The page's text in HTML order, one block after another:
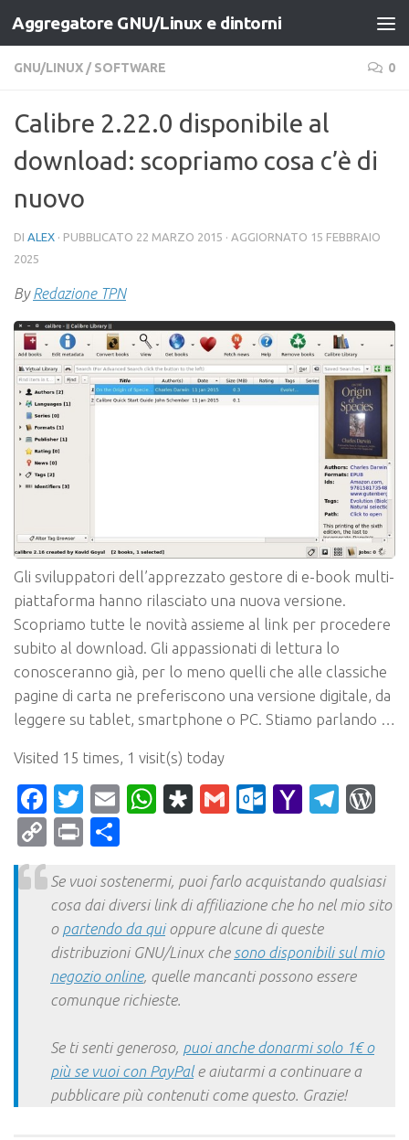
Salta al contenuto
Aggregatore GNU/Linux e dintorni
GNU/LINUX / SOFTWARE 0
Calibre 2.22.0 disponibile al
download: scopriamo cosa c’è di
nuovo
DI ALEX · PUBBLICATO 22 MARZO 2015 · AGGIORNATO 15 FEBBRAIO
2025
ByRedazione TPN
Gli sviluppatori dell’apprezzato gestore di e-book multi-
piattaforma hanno rilasciato una nuova versione.
Scopriamo tutte le novità assieme al link per procedere
subito al download. Gli appassionati di lettura lo
conosceranno già, per lo meno quelli che alle classiche
pagine di carta ne preferiscono una versione digitale, da
leggere su tablet, smartphone o PC. Stiamo parlando …
Visited 15 times, 1 visit(s) today
Facebook
Twitter
EmailWhatsApp
Diaspora
Gmail Yahoo
CopyPrint
Se vuoi sostenermi, puoi farlo acquistando qualsiasi
cosa dai diversi link di affiliazione che ho nel mio sito
o partendo da quioppure alcune di queste
distribuzioni GNU/Linux che sono disponibili sul mio
negozio online, quelle mancanti possono essere
comunque richieste.
Se ti senti generoso, puoi anche donarmi solo 1€ o
più se vuoi con PayPale aiutarmi a continuare a
pubblicare più contenuti come questo. Grazie!